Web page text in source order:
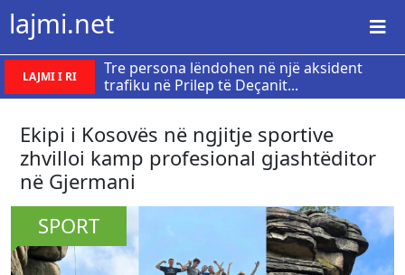
lajmi.net
LAJMI I RI
Tre persona lëndohen në një aksident
trafiku në Prilep të Deçanit...
Ekipi i Kosovës në ngjitje sportive
zhvilloi kamp profesional gjashtëditor
në Gjermani
SPORT